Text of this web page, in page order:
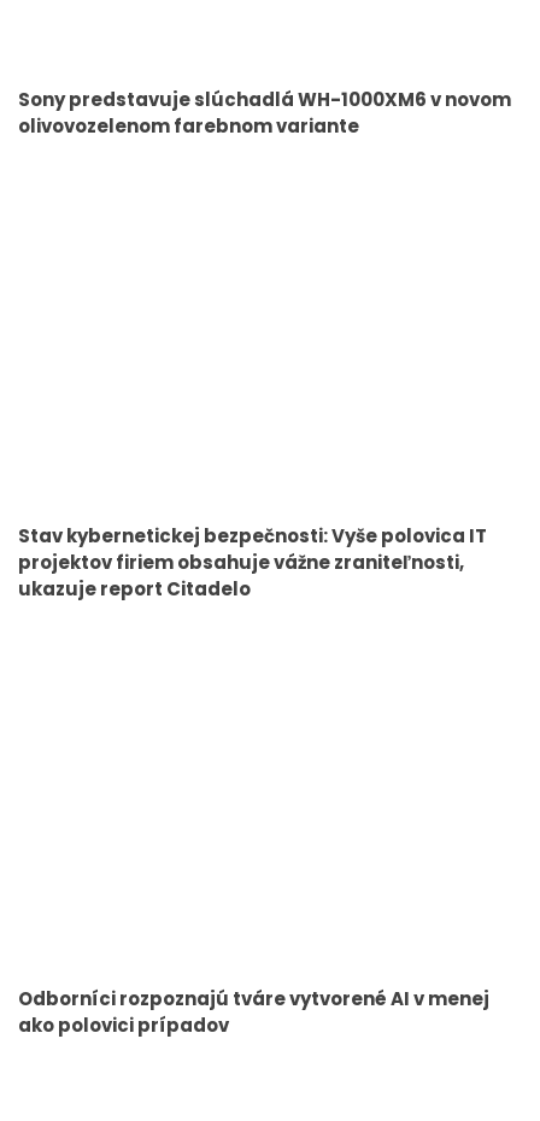
Sony predstavuje slúchadlá WH-1000XM6 v novom
olivovozelenom farebnom variante
Stav kybernetickej bezpečnosti: Vyše polovica IT
projektov firiem obsahuje vážne zraniteľnosti,
ukazuje report Citadelo
Odborníci rozpoznajú tváre vytvorené AI v menej
ako polovici prípadov